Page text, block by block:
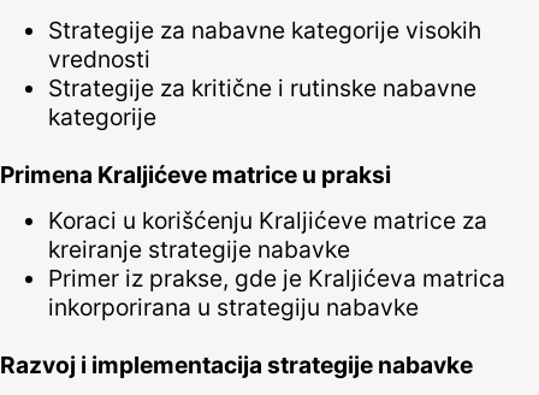
Strategije za nabavne kategorije visokih
vrednosti
Strategije za kritične i rutinske nabavne
kategorije
Primena Kraljićeve matrice u praksi
Koraci u korišćenju Kraljićeve matrice za
kreiranje strategije nabavke
Primer iz prakse, gde je Kraljićeva matrica
inkorporirana u strategiju nabavke
Razvoj i implementacija strategije nabavke